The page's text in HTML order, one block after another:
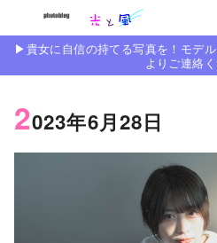
ン
▶︎貴女に自信の持てる写真を！モデ
よりご連絡
2023年6月28日